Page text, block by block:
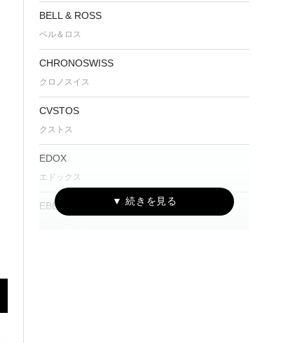
BELL & ROSS
ベル＆ロス
CHRONOSWISS
クロノスイス
CVSTOS
クストス
EDOX
エドックス
EBERHARD